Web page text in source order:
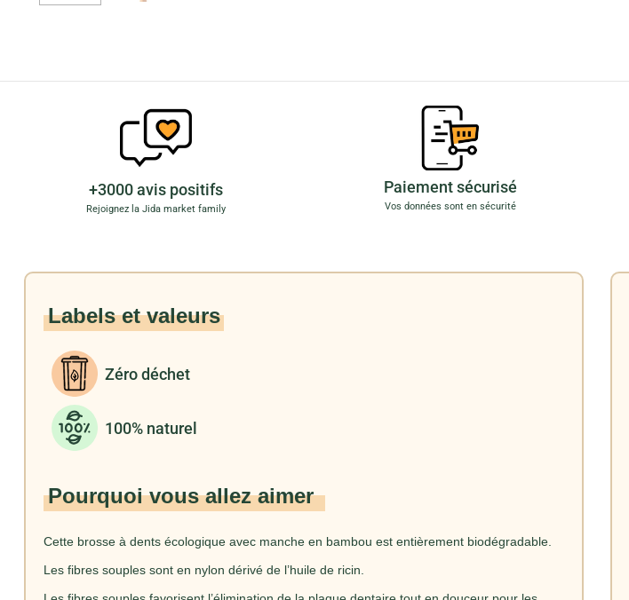
+3000 avis positifs
Rejoignez la Jida market family
Paiement sécurisé
Vos données sont en sécurité
Labels et valeurs
Zéro déchet
100% naturel
Pourquoi vous allez aimer
Cette brosse à dents écologique avec manche en bambou est entièrement biodégradable.
Les fibres souples sont en nylon dérivé de l’huile de ricin.